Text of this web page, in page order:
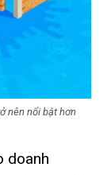
nên nổi bật hơn
doanh